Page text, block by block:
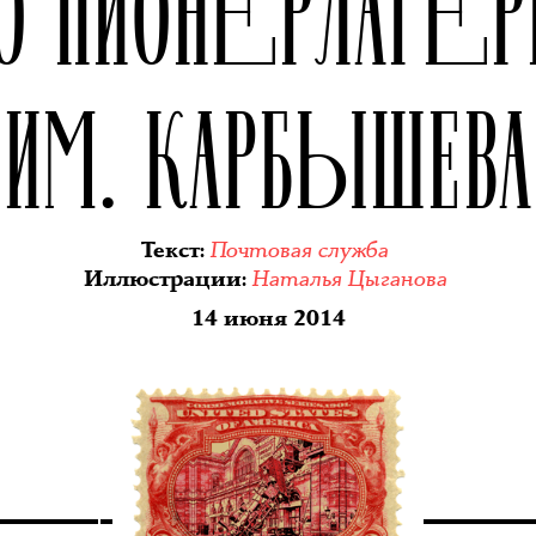
ИМ. КАРБЫШЕВА
Текст:Почтовая служба
Иллюстрации:Наталья Цыганова
14 июня 2014